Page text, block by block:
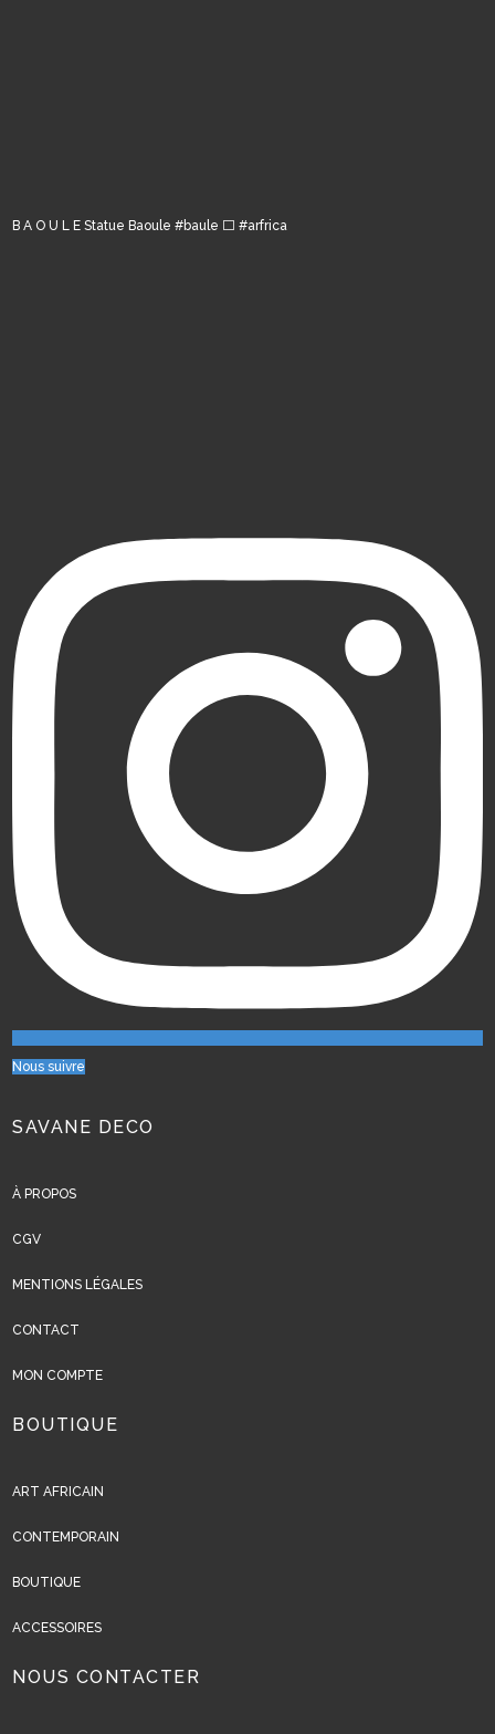
B A O U L E Statue Baoule #baule ⬜️ #arfrica
Nous suivre
SAVANE DECO
À PROPOS
CGV
MENTIONS LÉGALES
CONTACT
MON COMPTE
BOUTIQUE
ART AFRICAIN
CONTEMPORAIN
BOUTIQUE
ACCESSOIRES
NOUS CONTACTER